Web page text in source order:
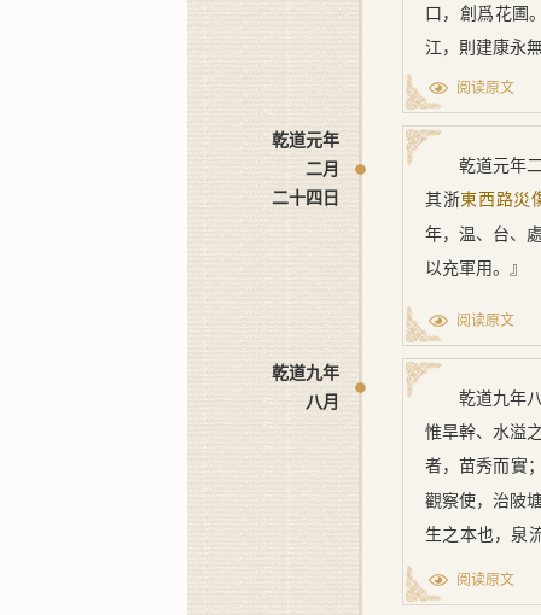
口，創爲花圃
江，則建康永
阅读原文
乾道元年
二月
二十四日
乾道元年
其浙東西路災
年，温、台、
以充軍用。』
阅读原文
乾道九年
八月
乾道九年
惟旱幹、水溢
者，苗秀而實
觀察使，治陂
生之本也，泉
陂澤，監司
時。雖有豐凶
阅读原文